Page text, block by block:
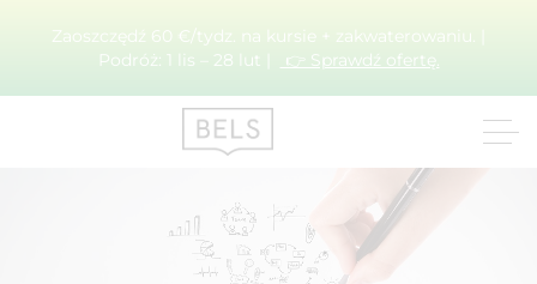
Zaoszczędź 60 €/tydz. na kursie + zakwaterowaniu. |
Podróż: 1 lis – 28 lut |
👉 Sprawdź ofertę.